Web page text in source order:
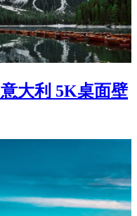
大利 5K桌面壁